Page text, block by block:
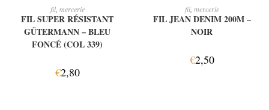
AJOUTER AU PANIER
fil, mercerie
FIL SUPER RÉSISTANT
GÜTERMANN – BLEU
FONCÉ (COL 339)
€2,80
LIRE LA SUITE
fil, mercerie
FIL JEAN DENIM 200M –
NOIR
€2,50